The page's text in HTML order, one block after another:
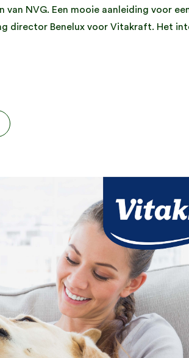
NVG. Een mooie aanleiding voor
director Benelux voor Vitakraft. Het